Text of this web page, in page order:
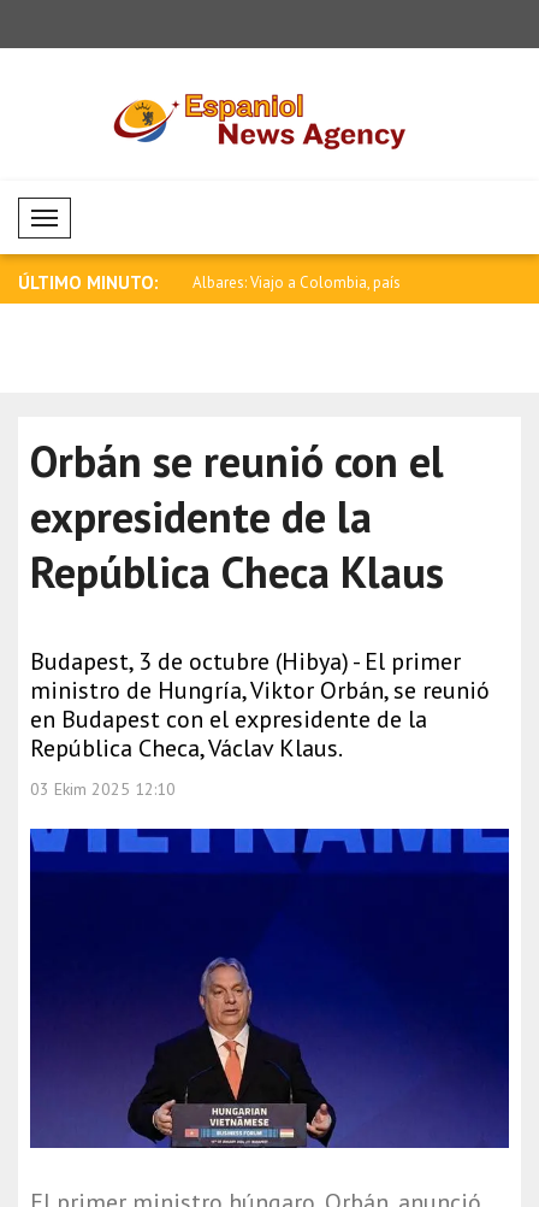
Mobil Menü
ÚLTIMO MINUTO:
debe poner fin a los Albares: Viajo a Colombia, país
Orbán se reunió con el
expresidente de la
República Checa Klaus
Budapest, 3 de octubre (Hibya) - El primer
ministro de Hungría, Viktor Orbán, se reunió
en Budapest con el expresidente de la
República Checa, Václav Klaus.
03 Ekim 2025 12:10